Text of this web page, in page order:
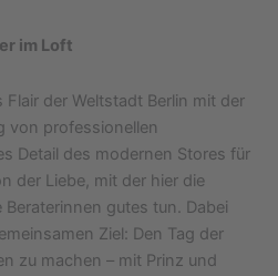
im Loft
der Weltstadt Berlin mit der
von professionellen
Detail des modernen Stores für
der Liebe, mit der hier die
gutes tun. Dabei
Ziel: Den Tag der
zu machen – mit Prinz und